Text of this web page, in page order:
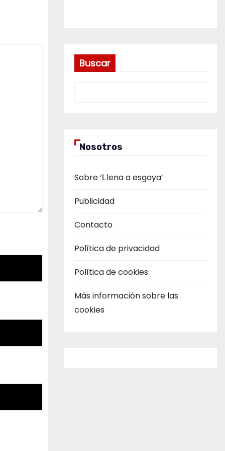
Buscar
Nosotros
Sobre ‘Ḷḷena a esgaya’
Publicidad
Contacto
Política de privacidad
Política de cookies
Más información sobre las
cookies